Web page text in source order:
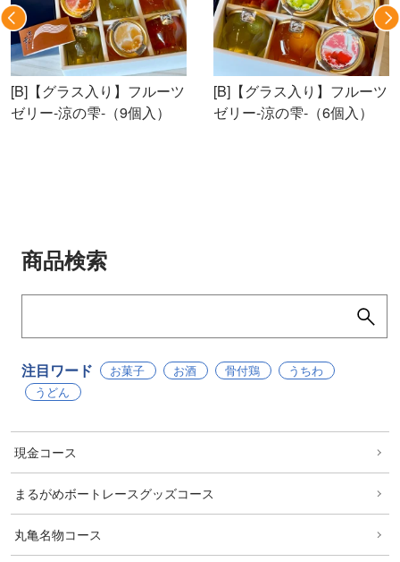
商品検索
注目ワード お菓子 お酒 骨付鶏
うちわ
うどん
現金コース
まるがめボートレースグッズコース
丸亀名物コース
[B]【グラス入り】フルーツ
ゼリー-涼の雫-（9個入）
[B]【グラス入り】フルーツ
ゼリー-涼の雫-（6個入）